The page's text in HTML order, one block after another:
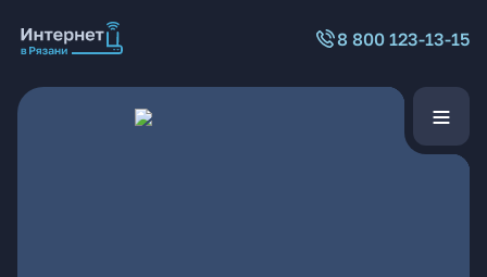
8 800 123-13-15